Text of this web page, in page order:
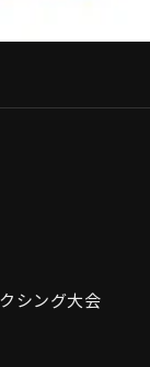
シング大会